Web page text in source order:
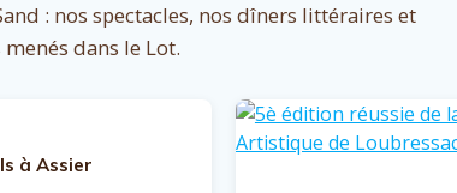
: nos spectacles, nos dîners littéraires et
dans le Lot.
à Assier